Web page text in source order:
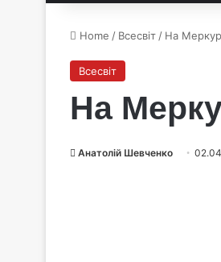
Home / Всесвіт / На
Всесвіт
На
Анатолій Шевченко